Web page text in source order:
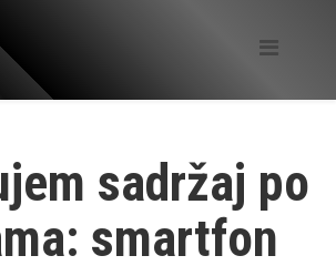
sadržaj po
smartfon